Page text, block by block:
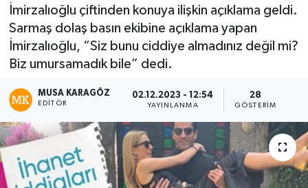
İmirzalıoğlu çiftinden konuya ilişkin açıklama geldi.
Sarmaş dolaş basın ekibine açıklama yapan
İmirzalıoğlu, “Siz bunu ciddiye almadınız değil mi?
Biz umursamadık bile” dedi.
MUSA KARAGÖZ
EDITÖR
02.12.2023 - 12:54
YAYINLANMA
28
GÖSTERIM
Haber Arşivi